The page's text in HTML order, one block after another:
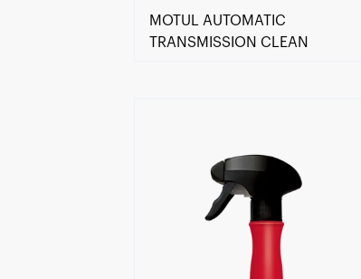
Encuentra un centro Motul
MOTUL AUTOMATIC
TRANSMISSION CLEAN